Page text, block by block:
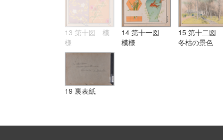
13 第十図 模
様
14 第十一図
模様
15 第十二図
冬枯の景色
19 裏表紙